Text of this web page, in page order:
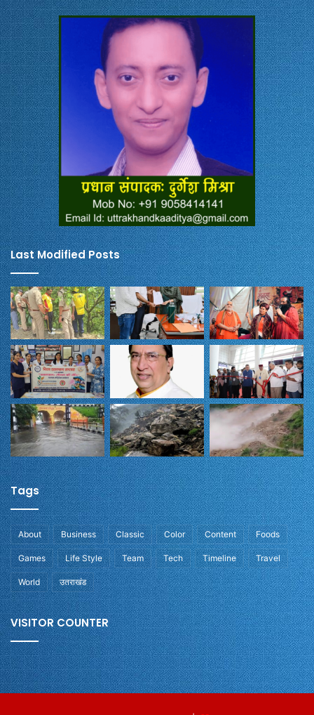
Last Modified Posts
Tags
About Business Classic Color Content Foods
Games Life Style Team Tech Timeline Travel
World उतराखंड
VISITOR COUNTER